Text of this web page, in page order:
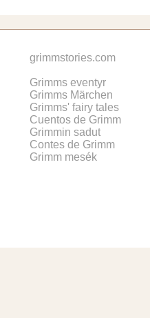
grimmstories.com
Grimms eventyr
Grimms Märchen
Grimms' fairy tales
Cuentos de Grimm
Grimmin sadut
Contes de Grimm
Grimm mesék